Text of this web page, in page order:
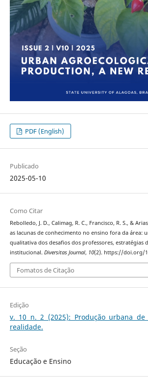
PDF (English)
Publicado
2025-05-10
Como Citar
Rebolledo, J. D., Calimag, R. C., Francisco, R. S., &
as lacunas de conhecimento no ensino fora da área:
qualitativa dos desafios dos professores, estratégias
institucional. Diversitas Journal, 10(2). https://doi.org/
Fomatos de Citação
Edição
v. 10 n. 2 (2025): Produção urbana de
realidade.
Seção
Educação e Ensino